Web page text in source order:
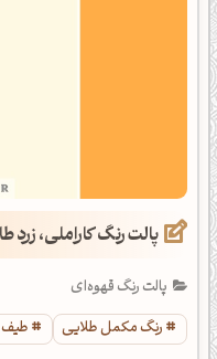
پالت رنگ کاراملی،
پالت رنگ قهوه‌ای
رنگ مکمل طلایی
طیف